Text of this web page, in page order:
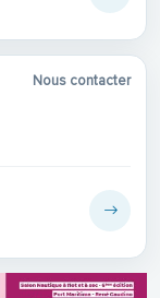
Nous contacter